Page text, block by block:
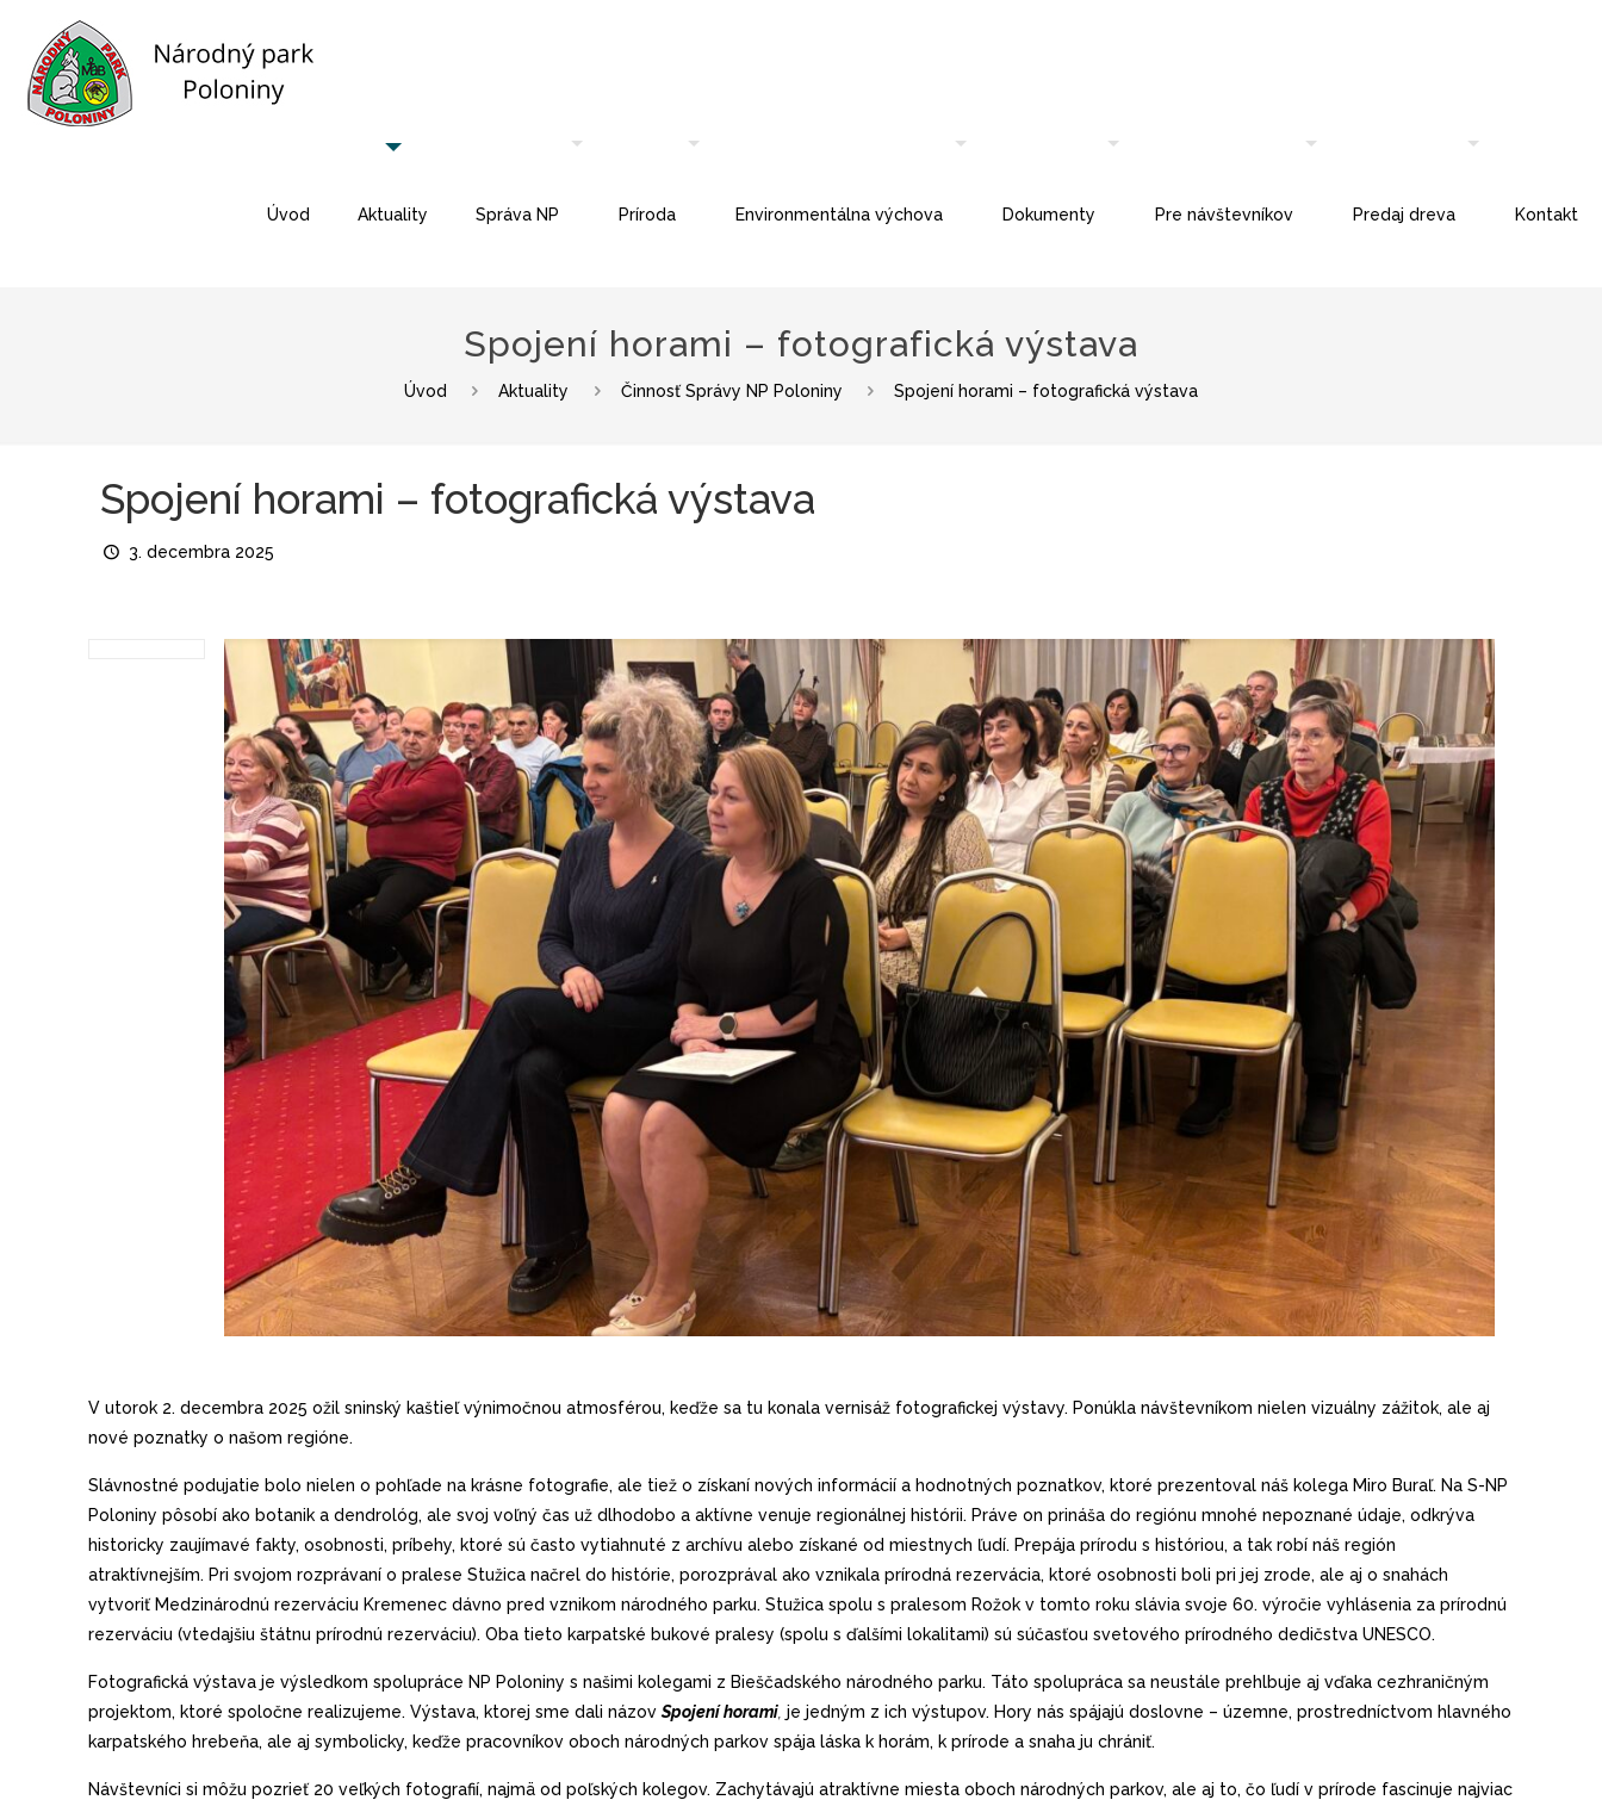
Úvod Aktuality Správa NP Príroda Environmentálna výchova Dokumenty Pre návštevníkov Predaj dreva Kontakt
Spojení horami – fotografická výstava
Úvod Aktuality Činnosť Správy NP Poloniny Spojení horami – fotografická výstava
Spojení horami – fotografická výstava
3. decembra 2025
V utorok 2. decembra 2025 ožil sninský kaštieľ výnimočnou atmosférou, keďže sa tu konala vernisáž fotografickej výstavy. Ponúkla návštevníkom nielen vizuálny zážitok, ale aj
nové poznatky o našom regióne.
Slávnostné podujatie bolo nielen o pohľade na krásne fotografie, ale tiež o získaní nových informácií a hodnotných poznatkov, ktoré prezentoval náš kolega Miro Buraľ. Na S-NP
Poloniny pôsobí ako botanik a dendrológ, ale svoj voľný čas už dlhodobo a aktívne venuje regionálnej histórii. Práve on prináša do regiónu mnohé nepoznané údaje, odkrýva
historicky zaujímavé fakty, osobnosti, príbehy, ktoré sú často vytiahnuté z archívu alebo získané od miestnych ľudí. Prepája prírodu s históriou, a tak robí náš región
atraktívnejším. Pri svojom rozprávaní o pralese Stužica načrel do histórie, porozprával ako vznikala prírodná rezervácia, ktoré osobnosti boli pri jej zrode, ale aj o snahách
vytvoriť Medzinárodnú rezerváciu Kremenec dávno pred vznikom národného parku. Stužica spolu s pralesom Rožok v tomto roku slávia svoje 60. výročie vyhlásenia za prírodnú
rezerváciu (vtedajšiu štátnu prírodnú rezerváciu). Oba tieto karpatské bukové pralesy (spolu s ďalšími lokalitami) sú súčasťou svetového prírodného dedičstva UNESCO.
Fotografická výstava je výsledkom spolupráce NP Poloniny s našimi kolegami z Bieščadského národného parku. Táto spolupráca sa neustále prehlbuje aj vďaka cezhraničným
projektom, ktoré spoločne realizujeme. Výstava, ktorej sme dali názovSpojení horami je jedným z ich výstupov. Hory nás spájajú doslovne – územne, prostredníctvom hlavného
karpatského hrebeňa, ale aj symbolicky, keďže pracovníkov oboch národných parkov spája láska k horám, k prírode a snaha ju chrániť.
Návštevníci si môžu pozrieť 20 veľkých fotografií, najmä od poľských kolegov. Zachytávajú atraktívne miesta oboch národných parkov, ale aj to, čo ľudí v prírode fascinuje najviac